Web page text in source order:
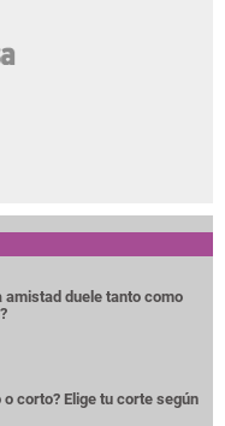
amistad duele tanto como
o corto? Elige tu corte según